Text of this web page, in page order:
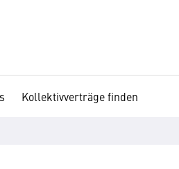
Kollektivverträge finden